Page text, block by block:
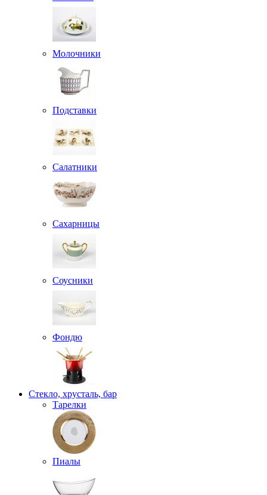
Молочники
Подставки
Салатники
Сахарницы
Соусники
Фондю
Стекло, хрусталь, бар
Тарелки
Пиалы